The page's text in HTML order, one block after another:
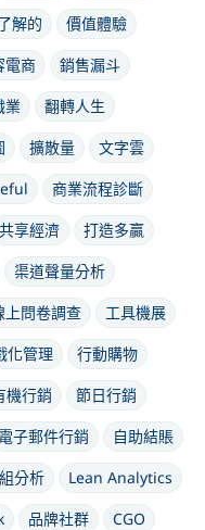
解的
價值體驗
電商
銷售漏斗
業
翻轉人生
擴散量
文字雲
商業流程診斷
共享經濟
打造多贏
渠道聲量分析
上問卷調查
工具機展
化管理
行動購物
機行銷
節日行銷
電子郵件行銷
自助結賬
分析
Lean Analytics
品牌社群
CGO